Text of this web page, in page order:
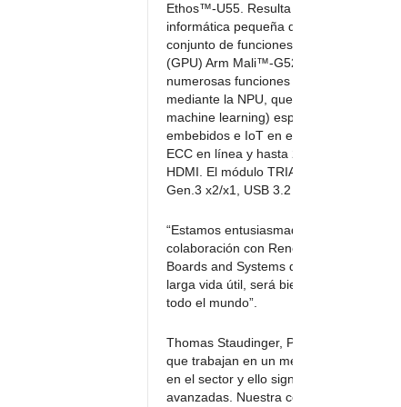
Ethos™-U55. Resulta especialmente
informática pequeña de alto
conjunto de funciones de E/S. El
(GPU) Arm Mali™-G52 y una unidad de
numerosas funciones de seguridad. El
mediante la NPU, que es un nuevo tipo
machine learning) especialmente
embebidos e IoT en espacios
ECC en línea y hasta 256Gb de eMMC
HDMI. El módulo TRIA SM2S-G3E
Gen.3 x2/x1, USB 3.2 Gen 2 x 1 and
“Estamos entusiasmados con los
colaboración con Renesas”, señaló
Boards and Systems de Tria
larga vida útil, será bien acogido por
todo el mundo”.
Thomas Staudinger, Presidente de Tria
que trabajan en un mercado que crece
en el sector y ello significa desafiar los
avanzadas. Nuestra colaboración con